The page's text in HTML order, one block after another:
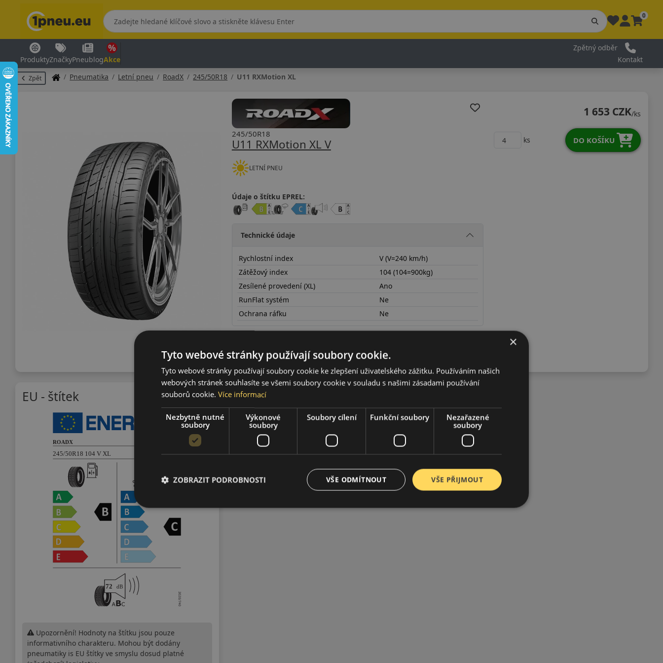
0
ProduktyZnačkyPneublogAkce
Zpětný odběr
Kontakt
Zpět Pneumatika Letní pneu RoadX 245/50R18 U11 RXMotion XL
U11 RXMotion XL V
245/50R18
LETNÍ PNEU
Údaje o štítku EPREL:
Technické údaje
Rychlostní index
V (V=240 km/h)
Zátěžový index
104 (104=900kg)
Zesílené provedení (XL)
Ano
RunFlat systém
Ne
Ochrana ráfku
Ne
1 653 CZK/ks
ks DO KOŠÍKU
EU - štítek
Upozornění! Hodnoty na štítku jsou pouze
informativního charakteru. Mohou být dodány
pneumatiky is EU štítky ve smyslu dosud platné
×
Tyto webové stránky používají soubory cookie.
Tyto webové stránky používají soubory cookie ke zlepšení uživatelského zážitku. Používáním našich
webových stránek souhlasíte se všemi soubory cookie v souladu s našimi zásadami používání
souborů cookie. Více informací
Nezbytně nutné
soubory
Výkonové
soubory
Soubory cílení Funkční soubory
Nezařazené
soubory
VŠE PŘIJMOUT
VŠE ODMÍTNOUT
ZOBRAZIT PODROBNOSTI